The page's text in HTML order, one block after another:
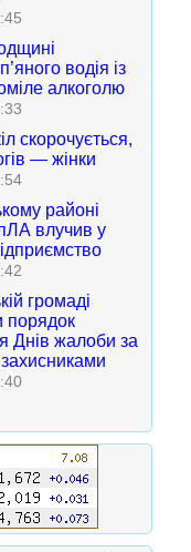
водія із
алкоголю
скорочується,
— жінки
районі
влучив у
громаді
порядок
Днів жалоби за